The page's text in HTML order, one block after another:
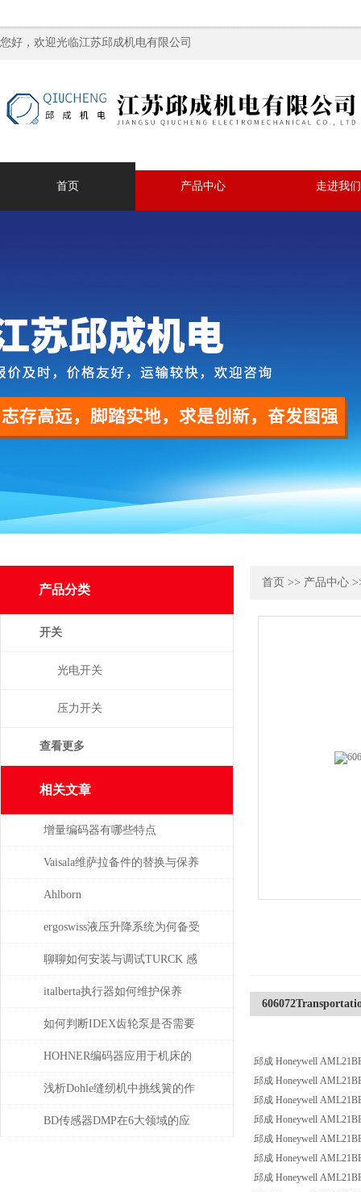
您好，欢迎光临江苏邱成机电有限公司
首页 产品中心 走进我们
产品分类
开关
光电开关
压力开关
查看更多
相关文章
增量编码器有哪些特点
Vaisala维萨拉备件的替换与保养
指南
Ahlborn
ergoswiss液压升降系统为何备受
青睐？
聊聊如何安装与调试TURCK 感
应开关
italberta执行器如何维护保养
如何判断IDEX齿轮泵是否需要
维修或更换部件？
HOHNER编码器应用于机床的
位移测量和主轴控制
浅析Dohle缝纫机中挑线簧的作
用
BD传感器DMP在6大领域的应
首页 >> 产品中心
邱成 Honeywell
邱成 Honeywell
邱成 Honeywell
邱成 Honeywell
邱成 Honeywell
邱成 Honeywell
邱成 Honeywell